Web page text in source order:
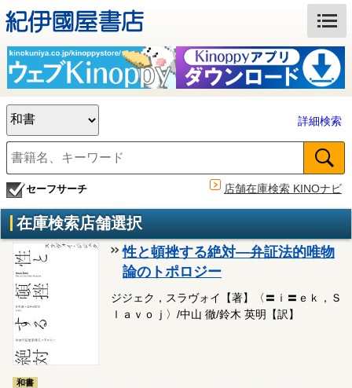
詳細検索
セーフサーチ 店舗在庫検索 KINOナビ
在庫検索店舗選択
和書
性と頓挫する絶対―弁証法的唯物
論のトポロジー
ジジェク，スラヴォイ【著】〈〓ｉ〓ｅｋ，Ｓ
ｌａｖｏｊ〉/中山 徹/鈴木 英明【訳】